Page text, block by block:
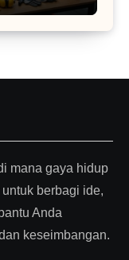
mana gaya hidup
berbagi ide,
Anda
keseimbangan.